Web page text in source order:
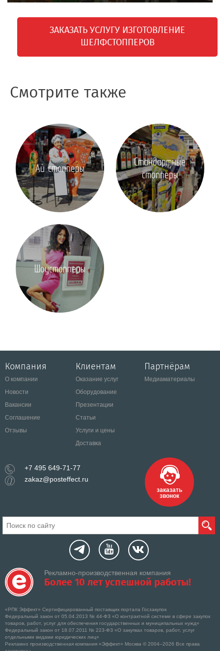
ЗАКАЗАТЬ УСЛУГУ ИЗГОТОВЛЕНИЕ
ШЕЛФСТОППЕРОВ
Смотрите также
Ай стопперы
Стандартные
стопперы
Шоустопперы
Компания
О компании
Новости
Вакансии
Соглашение
Отзывы
Клиентам
Оказание услуг
Оборудование
Презентации
Статьи
Услуги и цены
Доставка
Партнёрам
Медиаматериалы
+7 495 649-71-77
zakaz@posteffect.ru
заказать
звонок
Рекламно-производственная компания
Более 10 лет успешной работы!
«РПК Эффект» Сертифицированный поставщик портала Госзакупок
Федеральный закон от 05.04.2013 № 44-ФЗ «О контрактной системе в сфере закупок
товаров, работ, услуг для обеспечения государственных и муниципальных нужд»
Федеральный закон от 18.07.2011 № 223-ФЗ «О закупках товаров, работ, услуг
отдельными видами юридических лиц»
Рекламно производственная компания «Эффект» Москва © 2004–2026 Все права